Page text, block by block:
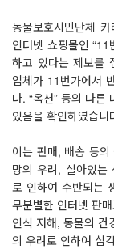
동물보호시민단체
인터넷 쇼핑몰인
하고 있다는 제보를
업체가 11번가에서
다. “옥션” 등의 다른
있음을 확인하였습니
이는 판매, 배송 등
망의 우려, 살아있는
로 인하여 수반되는
무분별한 인터넷 판
인식 저해, 동물의 건
의 우려로 인하여 심